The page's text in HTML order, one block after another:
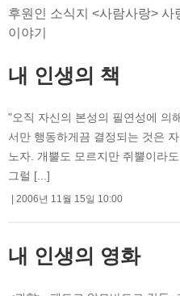
후원인 소식지 <사람사랑>
이야기
내 인생의 책
"오직 자신의 본성의 필연성에 의
서만 행동하게끔 결정되는 것은
노자. 개뿔도 모르지만 쥐뿔이라
그럴 [...]
2006년 11월 15일 10:00
내 인생의 영화